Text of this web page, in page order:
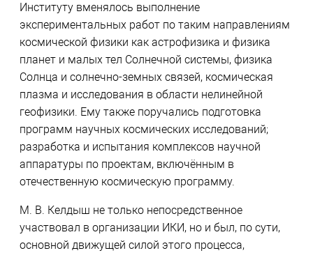
Институту вменялось выполнение
экспериментальных работ по таким направлениям
космической физики как астрофизика и физика
планет и малых тел Солнечной системы, физика
Солнца и солнечно-земных связей, космическая
плазма и исследования в области нелинейной
геофизики. Ему также поручались подготовка
программ научных космических исследований;
разработка и испытания комплексов научной
аппаратуры по проектам, включённым в
отечественную космическую программу.
М. В. Келдыш не только непосредственное
участвовал в организации ИКИ, но и был, по сути,
основной движущей силой этого процесса,